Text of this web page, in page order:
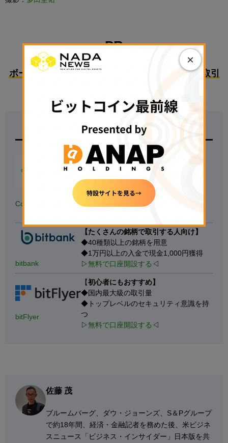
PR
ボーナスで始めるのにおすすめな国内暗号資産取引
特徴
Coincheck
【
500円の少額投資から試せる！】
◆ 国内の暗号資産アプリダウンロード
数.No1
※対象：国内の暗号資産取引アプリ、データ協力：
AppTweak
、手数料も安い
bitbank
【たくさんの銘柄で取引する人向け】
◆40種類以上の銘柄を用意
◆1万円以上の入金で現金1,000円獲得
▷無料で口座開設する ◁
bitFlyer
【初心者にもおすすめ】
◆国内最大級の取引量
◆トップレベルのセキュリティ意識を持
つ
▷無料で口座開設する ◁
佐藤 茂
ブルームバーグ、ダウ・ジョーンズ、S＆Pグループ
で約18年間、経済・金融記者を務めた後、米ビジネ
スニュース「ビジネス・インサイダー」日本版を共
×